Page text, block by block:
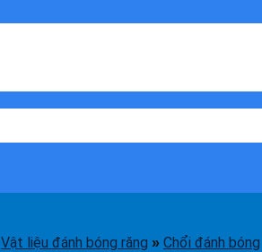
Vật liệu đánh bóng răng » Chổi đánh bóng